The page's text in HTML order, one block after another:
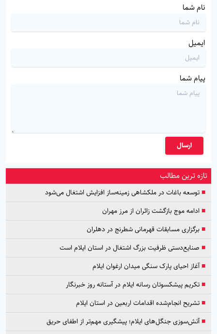
نام شما
ایمیل
پیام شما
ارسال
تازه ترین مطالب
■توسعه باغات در ملکشاهی زمینه‌ساز افزایش اشتغال می‌شود
■ ادامه موج بازگشت زائران از مرز مهران
■برگزاری مسابقات قهرمانی شطرنج در دهلران
■ صنایع‌دستی ظرفیت بزرگ اشتغال در استان ایلام است
■آغاز احیای پارک سنگی میدان ارغوان ایلام
■تکریم پیشکسوتان رسانه ایلام در آستانه روز خبرنگار
■تشریح انجام‌شده اقدامات اربعین در استان ایلام
■آتش‌سوزی جنگل‌های ایلام؛ پیشگیری مهم‌تر از اطفای حریق